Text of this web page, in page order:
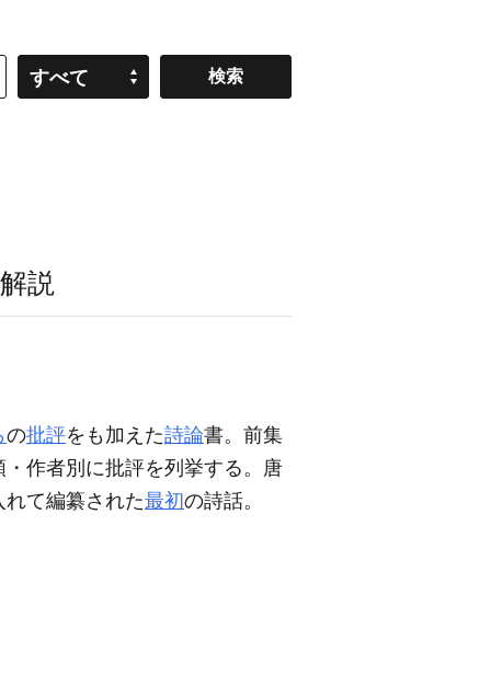
すべて
説
の批評をも加えた詩論書。前集
・作者別に批評を列挙する。唐
れて編纂された最初の詩話。